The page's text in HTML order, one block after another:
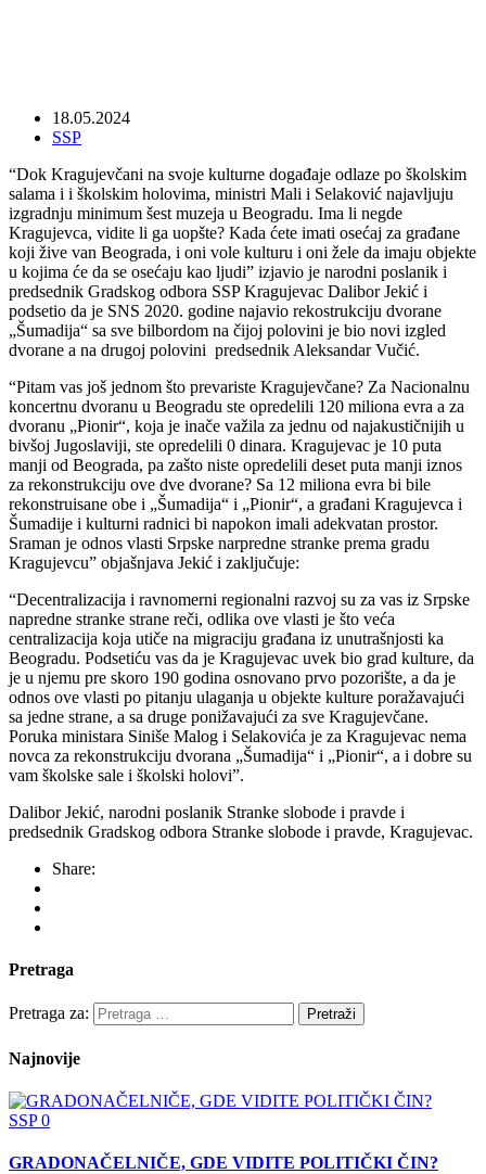
18.05.2024
SSP
“Dok Kragujevčani na svoje kulturne događaje odlaze po školskim
salama i i školskim holovima, ministri Mali i Selaković najavljuju
izgradnju minimum šest muzeja u Beogradu. Ima li negde
Kragujevca, vidite li ga uopšte? Kada ćete imati osećaj za građane
koji žive van Beograda, i oni vole kulturu i oni žele da imaju objekte
u kojima će da se osećaju kao ljudi” izjavio je narodni poslanik i
predsednik Gradskog odbora SSP Kragujevac Dalibor Jekić i
podsetio da je SNS 2020. godine najavio rekostrukciju dvorane
„Šumadija“ sa sve bilbordom na čijoj polovini je bio novi izgled
dvorane a na drugoj polovini predsednik Aleksandar Vučić.
“Pitam vas još jednom što prevariste Kragujevčane? Za Nacionalnu
koncertnu dvoranu u Beogradu ste opredelili 120 miliona evra a za
dvoranu „Pionir“, koja je inače važila za jednu od najakustičnijih u
bivšoj Jugoslaviji, ste opredelili 0 dinara. Kragujevac je 10 puta
manji od Beograda, pa zašto niste opredelili deset puta manji iznos
za rekonstrukciju ove dve dvorane? Sa 12 miliona evra bi bile
rekonstruisane obe i „Šumadija“ i „Pionir“, a građani Kragujevca i
Šumadije i kulturni radnici bi napokon imali adekvatan prostor.
Sraman je odnos vlasti Srpske narpredne stranke prema gradu
Kragujevcu” objašnjava Jekić i zaključuje:
“Decentralizacija i ravnomerni regionalni razvoj su za vas iz Srpske
napredne stranke strane reči, odlika ove vlasti je što veća
centralizacija koja utiče na migraciju građana iz unutrašnjosti ka
Beogradu. Podsetiću vas da je Kragujevac uvek bio grad kulture, da
je u njemu pre skoro 190 godina osnovano prvo pozorište, a da je
odnos ove vlasti po pitanju ulaganja u objekte kulture poražavajući
sa jedne strane, a sa druge ponižavajući za sve Kragujevčane.
Poruka ministara Siniše Malog i Selakovića je za Kragujevac nema
novca za rekonstrukciju dvorana „Šumadija“ i „Pionir“, a i dobre su
vam školske sale i školski holovi”.
Dalibor Jekić, narodni poslanik Stranke slobode i pravde i
predsednik Gradskog odbora Stranke slobode i pravde, Kragujevac.
Share:
Pretraga
Pretraga za:
Najnovije
SSP0
GRADONAČELNIČE, GDE VIDITE POLITIČKI ČIN?